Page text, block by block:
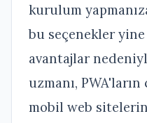
kurulum
bu seçenekler
avantajlar
uzmanı,
mobil web